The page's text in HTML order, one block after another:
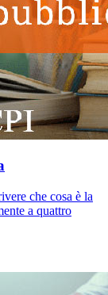
che cosa è la
a quattro